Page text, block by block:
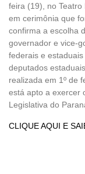
feira (19), no Teatro
em cerimônia que
confirma a escolha
governador e vice-
federais e
deputados
realizada em 1º de
está apto a exercer
Legislativa do
CLIQUE AQUI E